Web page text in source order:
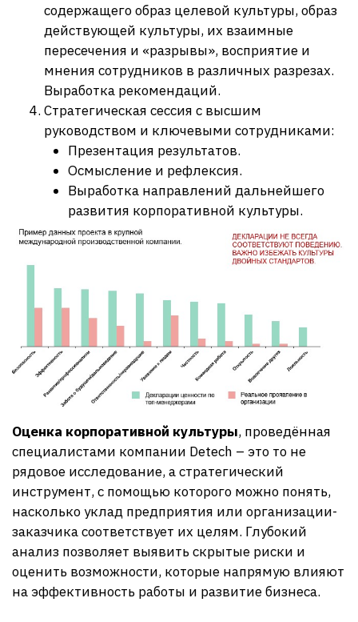
содержащего образ целевой культуры, образ
действующей культуры, их взаимные
пересечения и «разрывы», восприятие и
мнения сотрудников в различных разрезах.
Выработка рекомендаций.
Стратегическая сессия с высшим
руководством и ключевыми сотрудниками:
Презентация результатов.
Осмысление и рефлексия.
Выработка направлений дальнейшего
развития корпоративной культуры.
Оценка корпоративной культуры, проведённая
специалистами компании Detech – это то не
рядовое исследование, а стратегический
инструмент, с помощью которого можно понять,
насколько уклад предприятия или организации-
заказчика соответствует их целям. Глубокий
анализ позволяет выявить скрытые риски и
оценить возможности, которые напрямую влияют
на эффективность работы и развитие бизнеса.